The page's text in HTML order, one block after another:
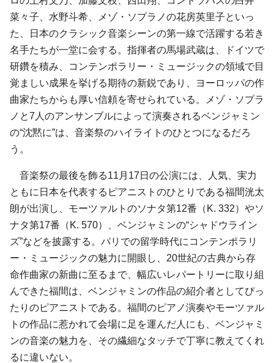
菜々子、水野斗希、メゾ・ソプラノの花房英里子といっ
た、日本のクラシック音楽シーンの第一線で活躍する若き
名手たちが一堂に会する。指揮者の馬場武蔵は、ドイツで
研鑽を積み、コンテンポラリー・ミュージックの領域で目
覚ましい成果を挙げる期待の新鋭であり、ヨーロッパの作
曲家たちからも厚い信頼を寄せられている。メゾ・ソプラ
ノと7人のアンサンブルによって演奏されるベンジャミン
の“沈黙に”は、音楽祭のハイライトのひとつになるだろ
う。
音楽祭の最後を飾る11月17日の公演には、人気、実力
ともに日本を代表するピアニストのひとりである福間洸太
朗が出演し、モーツァルトのソナタ第12番（K. 332）やソ
ナタ第17番（K. 570）、ベンジャミンの“シャドウライン
ズ”などを披露する。パリでの留学時代にコンテンポラリ
ー・ミュージックの魅力に開眼し、20世紀の古典から存
命作曲家の新曲に至るまで、幅広いレパートリーに取り組
んできた福間は、ベンジャミンの作品の紹介者としてぴっ
たりのピアニストである。福間のピアノ演奏やモーツァル
トの作品に惹かれて会場に足を運んだ人にも、ベンジャミ
ンの音楽の魅力を、その繊細なタッチで丁寧に教えてくれ
るに違いない。